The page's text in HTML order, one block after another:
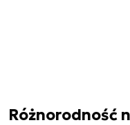
Różnorodność